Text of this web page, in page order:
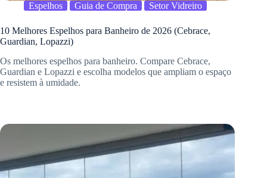
Espelhos Guia de Compra Setor Vidreiro
10 Melhores Espelhos para Banheiro de 2026 (Cebrace,
Guardian, Lopazzi)
Os melhores espelhos para banheiro. Compare Cebrace,
Guardian e Lopazzi e escolha modelos que ampliam o espaço
e resistem à umidade.